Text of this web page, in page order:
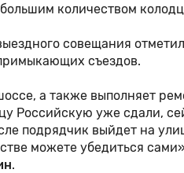
количеством
совещания
съездов.
а также выполняет
Российскую уже сдали,
подрядчик выйдет на
можете убедиться
.